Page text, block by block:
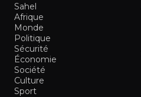
Sahel
Afrique
Monde
Politique
Sécurité
Économie
Société
Culture
Sport